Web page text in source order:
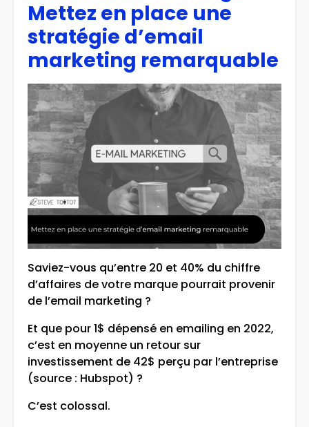
Mettez en place une
stratégie d’email
marketing remarquable
Saviez-vous qu’entre 20 et 40% du chiffre
d’affaires de votre marque pourrait provenir
de l’email marketing ?
Et que pour 1$ dépensé en emailing en 2022,
c’est en moyenne un retour sur
investissement de 42$ perçu par l’entreprise
(source : Hubspot) ?
C’est colossal.